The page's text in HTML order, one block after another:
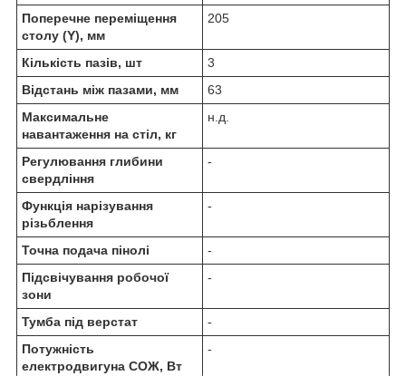
Поперечне переміщення
столу (Y), мм
205
Кількість пазів, шт
3
Відстань між пазами, мм
63
Максимальне
навантаження на стіл, кг
н.д.
Регулювання глибини
свердління
-
Функція нарізування
різьблення
-
Точна подача пінолі
-
Підсвічування робочої
зони
-
Тумба під верстат
-
Потужність
електродвигуна СОЖ, Вт
-